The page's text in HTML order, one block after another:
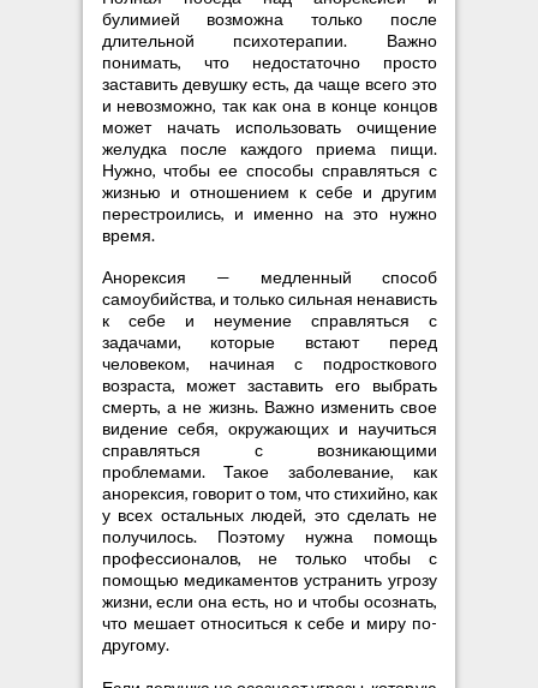
булимией возможна только после
длительной психотерапии. Важно
понимать, что недостаточно просто
заставить девушку есть, да чаще всего это
и невозможно, так как она в конце концов
может начать использовать очищение
желудка после каждого приема пищи.
Нужно, чтобы ее способы справляться с
жизнью и отношением к себе и другим
перестроились, и именно на это нужно
время.
Анорексия — медленный способ
самоубийства, и только сильная ненависть
к себе и неумение справляться с
задачами, которые встают перед
человеком, начиная с подросткового
возраста, может заставить его выбрать
смерть, а не жизнь. Важно изменить свое
видение себя, окружающих и научиться
справляться с возникающими
проблемами. Такое заболевание, как
анорексия, говорит о том, что стихийно, как
у всех остальных людей, это сделать не
получилось. Поэтому нужна помощь
профессионалов, не только чтобы с
помощью медикаментов устранить угрозу
жизни, если она есть, но и чтобы осознать,
что мешает относиться к себе и миру по-
другому.